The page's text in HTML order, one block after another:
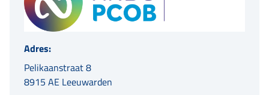
Adres:
Pelikaanstraat 8
8915 AE Leeuwarden